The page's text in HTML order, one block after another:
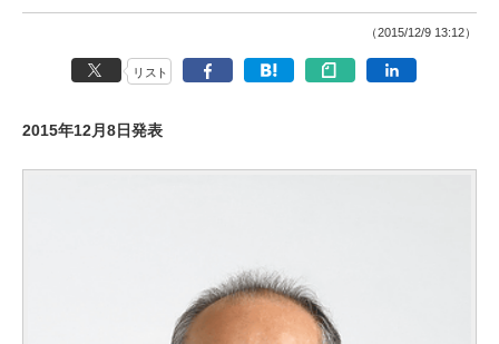
（2015/12/9 13:12）
リスト
2015年12月8日発表